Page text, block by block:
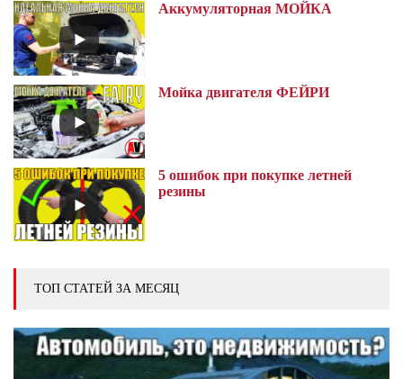
Аккумуляторная МОЙКА
Мойка двигателя ФЕЙРИ
5 ошибок при покупке летней
резины
ТОП СТАТЕЙ ЗА МЕСЯЦ